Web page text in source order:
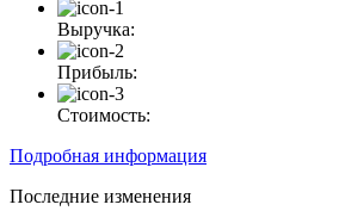
Выручка:
Прибыль:
Стоимость:
Подробная информация
Последние изменения